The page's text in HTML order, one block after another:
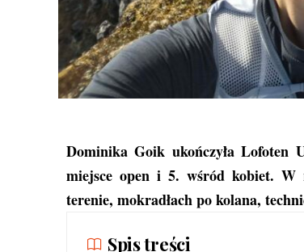
Dominika Goik ukończyła Lofoten
miejsce open i 5. wśród kobiet. W
terenie, mokradłach po kolana,
Spis treści